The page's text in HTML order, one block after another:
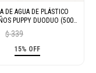
DE AGUA DE PLÁSTICO
PUPPY DUODUO (500
$ 339
15% OFF